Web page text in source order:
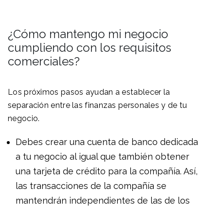
¿Cómo mantengo mi negocio
cumpliendo con los requisitos
comerciales?
Los próximos pasos ayudan a establecer la
separación entre las finanzas personales y de tu
negocio.
Debes crear una cuenta de banco dedicada
a tu negocio al igual que también obtener
una tarjeta de crédito para la compañía. Así,
las transacciones de la compañía se
mantendrán independientes de las de los